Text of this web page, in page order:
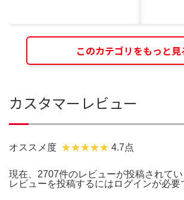
このカテゴリをもっと見
カスタマーレビュー
オススメ度 4.7点
現在、2707件のレビューが投稿されてい
レビューを投稿するには ログインが必要